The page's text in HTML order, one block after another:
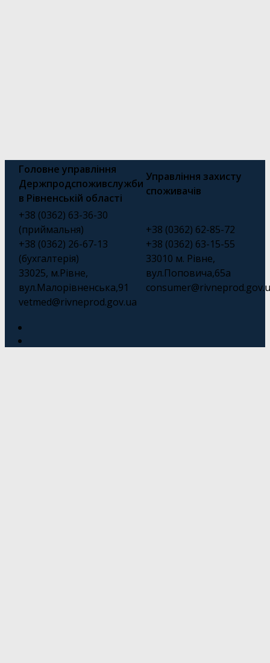
Головне управління
Держпродспоживслужби
в Рівненській області
Управління захисту
споживачів
+38 (0362) 63-36-30
(приймальня)
+38 (0362) 26-67-13
(бухгалтерія)
33025, м.Рівне,
вул.Малорівненська,91
vetmed@rivneprod.gov.ua
+38 (0362) 62-85-72
+38 (0362) 63-15-55
33010 м. Рівне,
вул.Поповича,65а